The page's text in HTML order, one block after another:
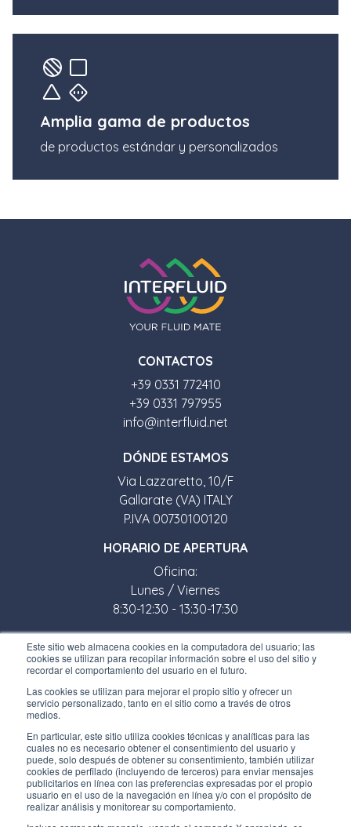
Este sitio web almacena cookies en la computadora del usuario; las
cookies se utilizan para recopilar información sobre el uso del sitio y
recordar el comportamiento del usuario en el futuro.
Las cookies se utilizan para mejorar el propio sitio y ofrecer un
servicio personalizado, tanto en el sitio como a través de otros
medios.
En particular, este sitio utiliza cookies técnicas y analíticas para las
cuales no es necesario obtener el consentimiento del usuario y
puede, solo después de obtener su consentimiento, también utilizar
cookies de perfilado (incluyendo de terceros) para enviar mensajes
publicitarios en línea con las preferencias expresadas por el propio
usuario en el uso de la navegación en línea y/o con el propósito de
realizar análisis y monitorear su comportamiento.
Amplia gama de productos
de productos estándar y personalizados
CONTACTOS
+39 0331 772410
+39 0331 797955
info@interfluid.net
DÓNDE ESTAMOS
Via Lazzaretto, 10/F
Gallarate (VA) ITALY
P.IVA 00730100120
HORARIO DE APERTURA
Oficina:
Lunes / Viernes
8:30-12:30 - 13:30-17:30
Tienda:
Lunes / Viernes
8:30-12:00 - 13:30-17:00
Subscríbete a nuestro boletín
Trabaja con nosotros
Los envases de Interfluid